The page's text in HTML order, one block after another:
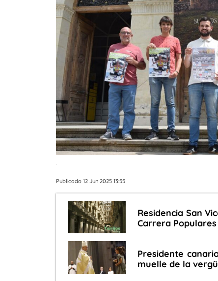
.
Publicado 12 Jun 2025 13:55
Residencia San
Carrera
Presidente
muelle de la